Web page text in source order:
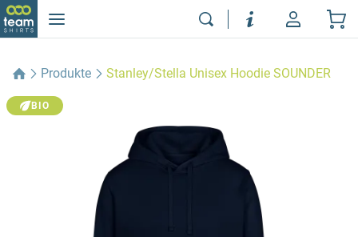
Produkte Stanley/Stella Unisex Hoodie SOUNDER
BIO